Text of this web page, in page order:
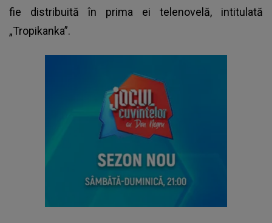
fie distribuită în prima ei telenovelă, intitulată
„Tropikanka”.